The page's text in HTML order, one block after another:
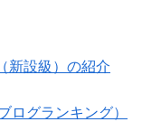
設級）の紹介
グランキング）